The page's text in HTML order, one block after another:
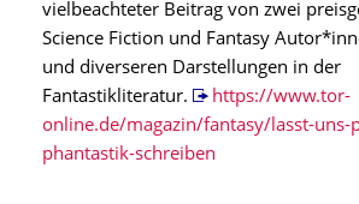
vielbeachteter Beitrag von zwei
Science Fiction und Fantasy
und diverseren Darstellungen in der
Fantastikliteratur.
https://www.tor-
online.de/magazin/fantasy/lasst-uns-
phantastik-schreiben